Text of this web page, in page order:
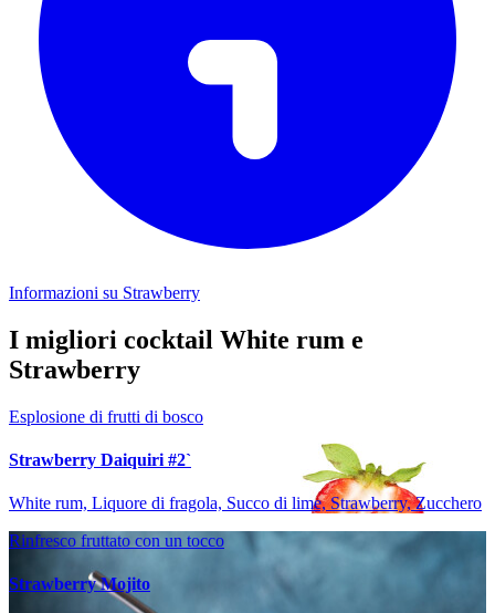
Informazioni su Strawberry
I migliori cocktail White rum e
Strawberry
Esplosione di frutti di bosco
Strawberry Daiquiri #2`
White rum, Liquore di fragola, Succo di lime, Strawberry, Zucchero
Rinfresco fruttato con un tocco
Strawberry Mojito